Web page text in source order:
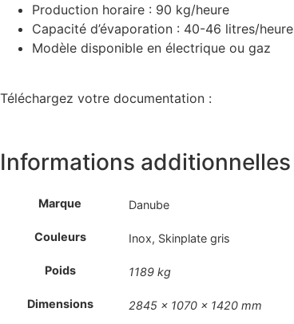
Production horaire : 90 kg/heure
Capacité d’évaporation : 40-46 litres/heure
Modèle disponible en électrique ou gaz
Téléchargez votre documentation :
Informations additionnelles
Poids 1189 kg
Dimensions 2845 × 1070 × 1420 mm
Marque Danube
Couleurs Inox, Skinplate gris